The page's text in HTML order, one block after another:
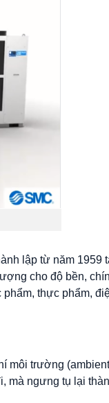
lập từ năm 1959
cho độ bền,
thực phẩm,
môi trường
mà ngưng tụ lại